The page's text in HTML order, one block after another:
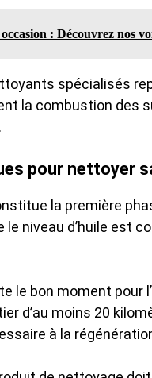
: Découvrez nos
spécialisés
la combustion des
pour nettoyer
la première
le niveau d’huile est
le bon moment pour
d’au moins 20
à la